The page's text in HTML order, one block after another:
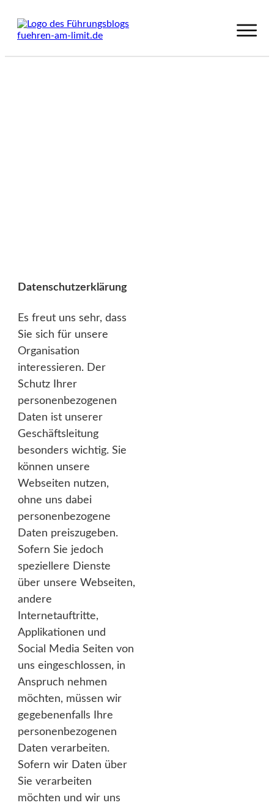
Datenschutzerklärung
Es freut uns sehr, dass
Sie sich für unsere
Organisation
interessieren. Der
Schutz Ihrer
personenbezogenen
Daten ist unserer
Geschäftsleitung
besonders wichtig. Sie
können unsere
Webseiten nutzen,
ohne uns dabei
personenbezogene
Daten preiszugeben.
Sofern Sie jedoch
speziellere Dienste
über unsere Webseiten,
andere
Internetauftritte,
Applikationen und
Social Media Seiten von
uns eingeschlossen, in
Anspruch nehmen
möchten, müssen wir
gegebenenfalls Ihre
personenbezogenen
Daten verarbeiten.
Sofern wir Daten über
Sie verarbeiten
möchten und wir uns